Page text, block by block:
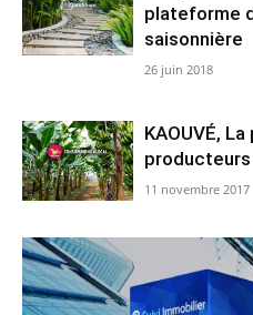
plateforme
saisonnière
26 juin 2018
KAOUVÉ,
11 novembre 2017